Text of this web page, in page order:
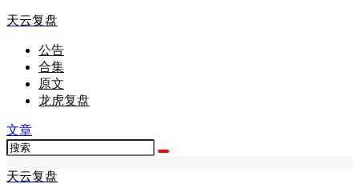
天云复盘
公告
合集
原文
龙虎复盘
文章
天云复盘